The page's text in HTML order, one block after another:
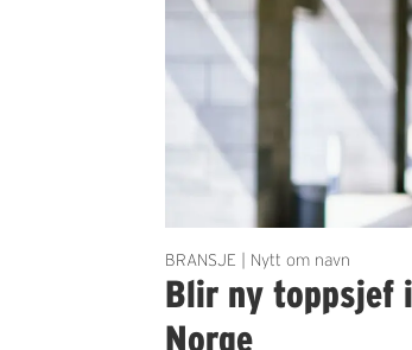
BRANSJE | Nytt om navn
Blir ny toppsjef
Norge